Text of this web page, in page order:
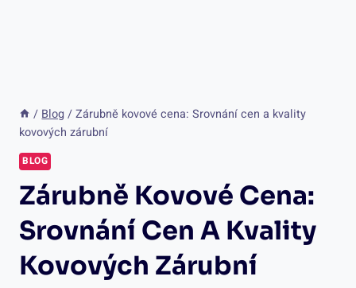
/ Blog / Zárubně kovové cena: Srovnání cen a kvality
kovových zárubní
BLOG
Zárubně Kovové Cena:
Srovnání Cen A Kvality
Kovových Zárubní